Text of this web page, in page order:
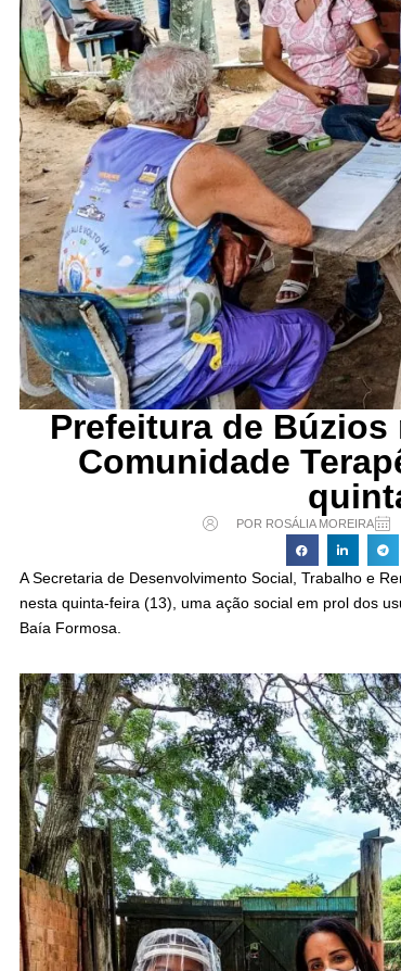
Prefeitura de
Comunidade
POR ROSÁLIA MOREIRA
A Secretaria de Desenvolvimento Social, Trabalho e
nesta quinta-feira (13), uma ação social em prol dos
Baía Formosa.